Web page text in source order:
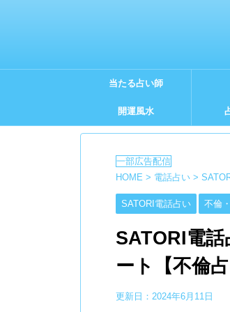
当たる占い師
開運風水
HOME > 電話占い >
SATORI電話占い 不倫
SATORI電
ート【不倫占
更新日： 2024年6月11日